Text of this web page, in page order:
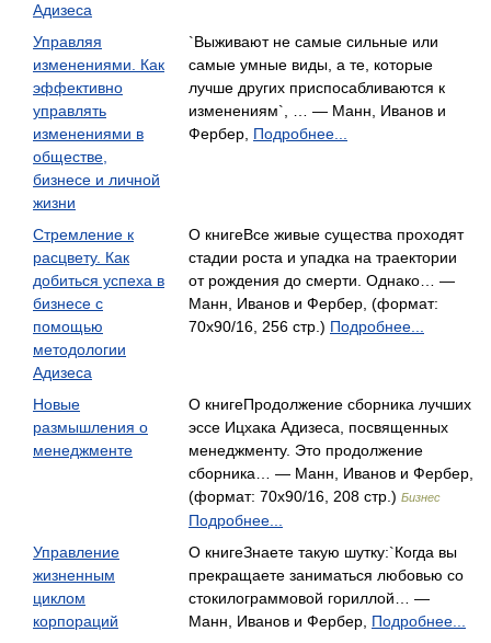
Адизеса
Управляя
изменениями. Как
эффективно
управлять
изменениями в
обществе,
бизнесе и личной
жизни
`Выживают не самые сильные или
самые умные виды, а те, которые
лучше других приспосабливаются к
изменениям`, … — Манн, Иванов и
Фербер, Подробнее...
Стремление к
расцвету. Как
добиться успеха в
бизнесе с
помощью
методологии
Адизеса
О книгеВсе живые существа проходят
стадии роста и упадка на траектории
от рождения до смерти. Однако… —
Манн, Иванов и Фербер, (формат:
70x90/16, 256 стр.) Подробнее...
Новые
размышления о
менеджменте
О книгеПродолжение сборника лучших
эссе Ицхака Адизеса, посвященных
менеджменту. Это продолжение
сборника… — Манн, Иванов и Фербер,
(формат: 70x90/16, 208 стр.) Бизнес
Подробнее...
Управление
жизненным
циклом
корпораций
О книгеЗнаете такую шутку:`Когда вы
прекращаете заниматься любовью со
стокилограммовой гориллой… —
Манн, Иванов и Фербер, Подробнее...